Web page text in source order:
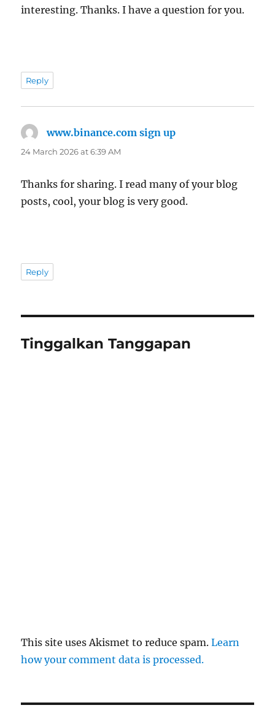
interesting. Thanks. I have a question for you.
Reply
www.binance.com sign up
24 March 2026 at 6:39 AM
Thanks for sharing. I read many of your blog
posts, cool, your blog is very good.
Reply
Tinggalkan Tanggapan
This site uses Akismet to reduce spam.Learn
how your comment data is processed.